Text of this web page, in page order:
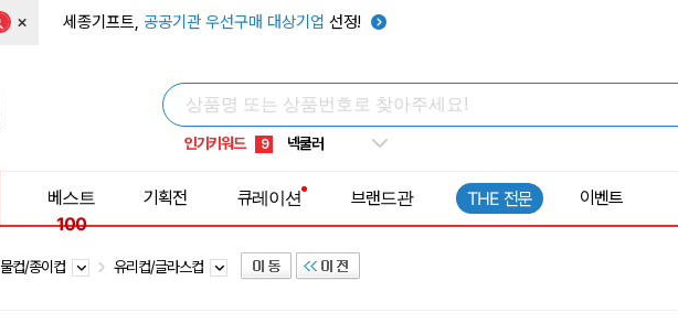
× 세종기프트, 공공기관 우선구매 대상기업 선정!
인기키워드
5 키캡
8 쿨토시
9 넥쿨러
1 선풍기
베스트
100
기획전 큐레이션 브랜드관 THE 전문 이벤트
물컵/종이컵 유리컵/글라스컵